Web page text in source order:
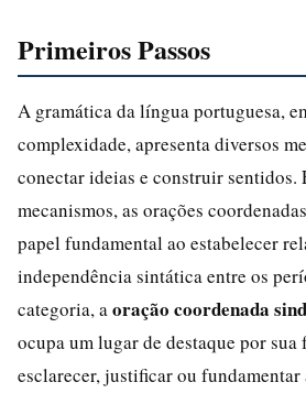
Primeiros Passos
A gramática da língua portuguesa,
complexidade, apresenta diversos
conectar ideias e construir sentidos.
mecanismos, as orações
papel fundamental ao estabelecer
independência sintática entre os
categoria, a oração coordenada
ocupa um lugar de destaque por sua
esclarecer, justificar ou fundamentar